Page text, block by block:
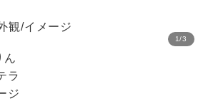
1/3